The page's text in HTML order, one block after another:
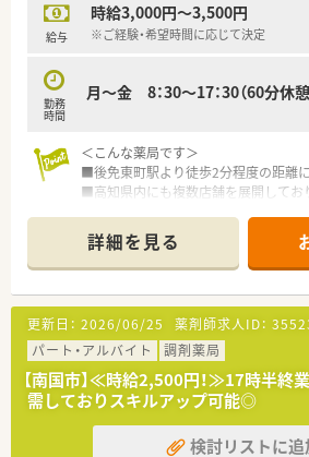
給与
時給3,000円～3,500円
※ご経験・希望時間に応じて決定
勤務
時間
月～金 8：30～17：30（60分休憩
＜こんな薬局です＞
■後免東町駅より徒歩2分程度の距離
■高知県内にも複数店舗を展開してお
＜業務内容＞
■処方箋による調剤業務、服薬指導、
■近隣のクリニックより処方を応需し
＜メディカルリソースの派遣＞
■弊社は全国に12拠点を展開し、全国
アなど、派遣先との信頼関係を大切に
をご提供しています。
また、今後ご転居された場合でも、全
通したコンサルタントが皆様をお迎え
■充実した福利厚生！
詳細を見る
更新日： 2026/06/25 薬剤師求人ID：
パート・アルバイト
調剤薬局
【南国市】≪時給2,500円！≫17時半終
需しておりスキルアップ可能◎
検討リストに追